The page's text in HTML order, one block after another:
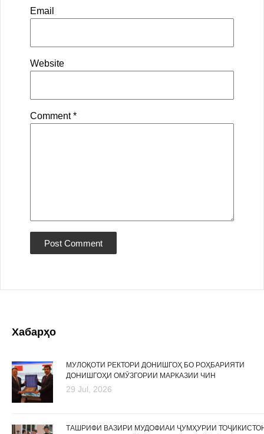
Email
Website
Comment*
Хабарҳо
МУЛОҚОТИ РЕКТОРИ ДОНИШГОҲ БО РОҲБАРИЯТИ
ДОНИШГОҲИ ОМӮЗГОРИИ МАРКАЗИИ ЧИН
29 Jul, 2026
ТАШРИФИ ВАЗИРИ МУДОФИАИ ҶУМҲУРИИ